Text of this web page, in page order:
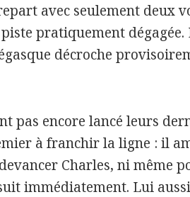
avec seulement deux
pratiquement dégagée.
décroche
pas encore lancé leurs
à franchir la ligne : il
Charles, ni même
immédiatement. Lui